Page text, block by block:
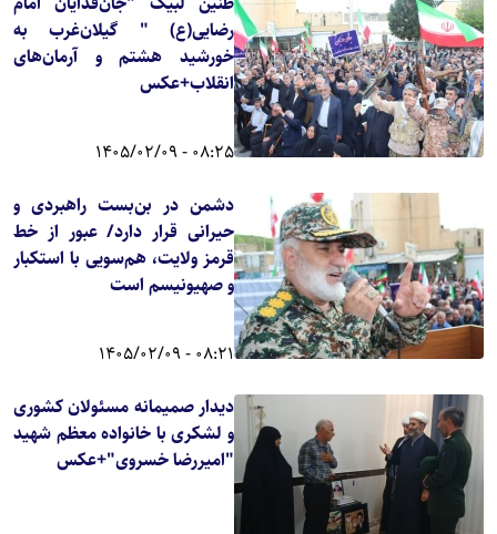
رضایی(ع) " گیلان‌غرب به
خورشید هشتم و آرمان‌های
انقلاب+عکس
08:25 - 1405/02/09
دشمن در بن‌بست راهبردی و
حیرانی قرار دارد/ عبور از خط
قرمز ولایت، هم‌سویی با استکبار
و صهیونیسم است
08:21 - 1405/02/09
دیدار صمیمانه مسئولان کشوری
و لشکری با خانواده معظم شهید
"امیررضا خسروی"+عکس